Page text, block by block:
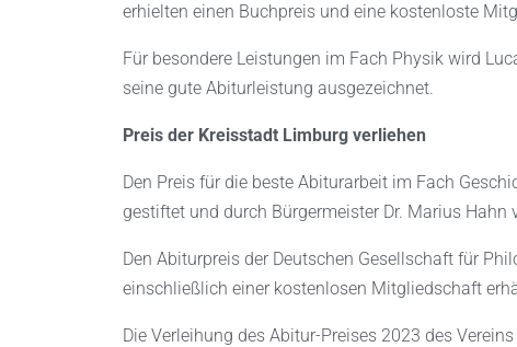
erhielten einen Buchpreis und eine kostenloste
Für besondere Leistungen im Fach Physik wird
seine gute Abiturleistung ausgezeichnet.
Preis der Kreisstadt Limburg verliehen
Den Preis für die beste Abiturarbeit im Fach
gestiftet und durch Bürgermeister Dr. Marius
Den Abiturpreis der Deutschen Gesellschaft für
einschließlich einer kostenlosen Mitgliedschaft
Die Verleihung des Abitur-Preises 2023 des